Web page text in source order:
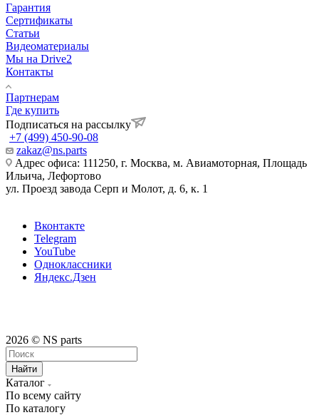
Гарантия
Сертификаты
Статьи
Видеоматериалы
Мы на Drive2
Контакты
Партнерам
Где купить
Подписаться на рассылку
+7 (499) 450-90-08
zakaz@ns.parts
Адрес офиса: 111250, г. Москва, м. Авиамоторная, Площадь
Ильича, Лефортово
ул. Проезд завода Серп и Молот, д. 6, к. 1
Вконтакте
Telegram
YouTube
Одноклассники
Яндекс.Дзен
2026 © NS parts
Найти
Каталог
По всему сайту
По каталогу